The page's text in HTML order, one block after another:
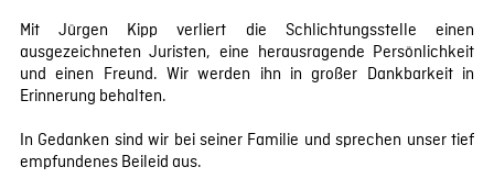
Mit Jürgen Kipp verliert die Schlichtungsstelle einen
ausgezeichneten Juristen, eine herausragende Persönlichkeit
und einen Freund. Wir werden ihn in großer Dankbarkeit in
Erinnerung behalten.
In Gedanken sind wir bei seiner Familie und sprechen unser tief
empfundenes Beileid aus.